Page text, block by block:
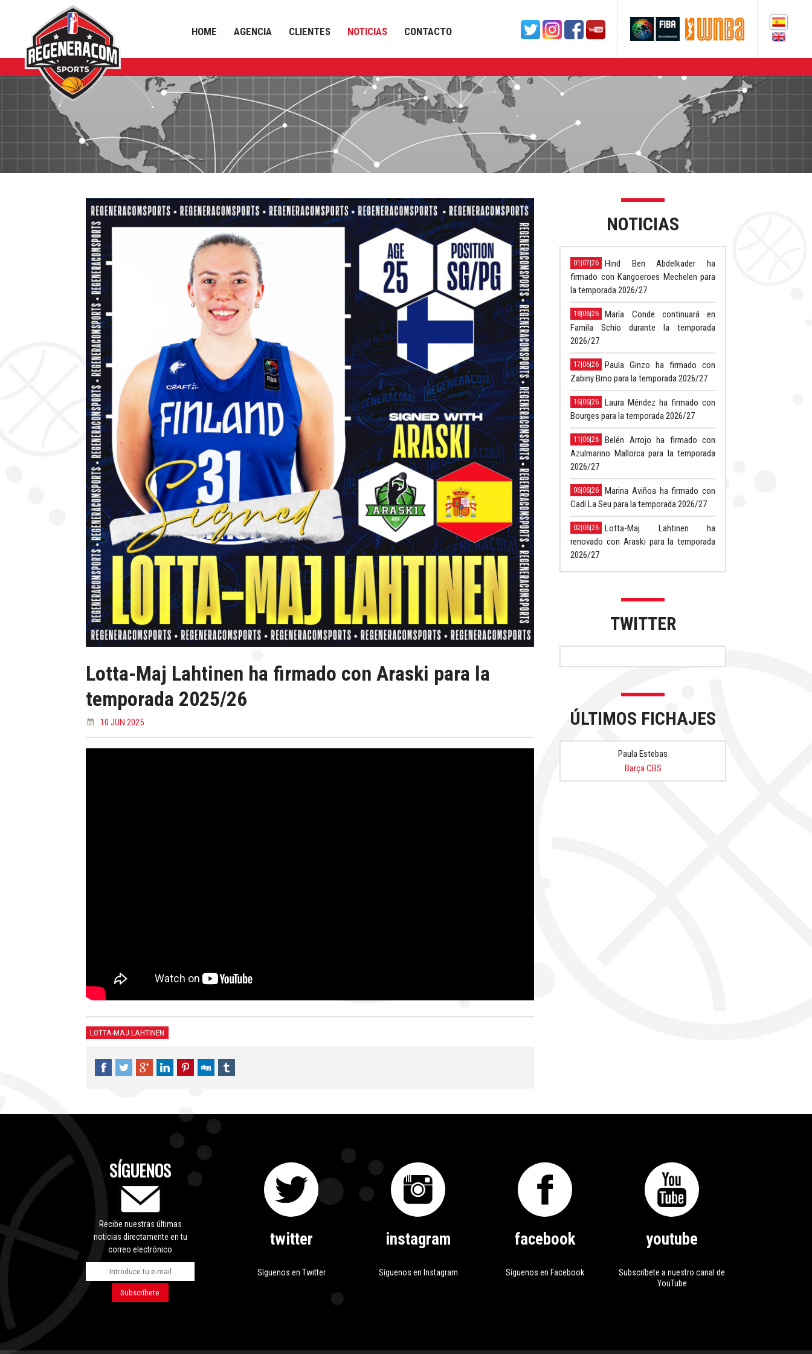
HOME AGENCIA CLIENTES NOTICIAS CONTACTO
Lotta-Maj Lahtinen ha firmado con Araski para la
temporada 2025/26
10 JUN 2025
LOTTA-MAJ LAHTINEN
NOTICIAS
01|07|26
Hind Ben Abdelkader ha
firmado con Kangoeroes Mechelen para
la temporada 2026/27
18|06|26
María Conde continuará en
Famila Schio durante la temporada
2026/27
17|06|26
Paula Ginzo ha firmado con
Zabiny Brno para la temporada 2026/27
16|06|26
Laura Méndez ha firmado con
Bourges para la temporada 2026/27
11|06|26
Belén Arrojo ha firmado con
Azulmarino Mallorca para la temporada
2026/27
06|06|26
Marina Aviñoa ha firmado con
Cadí La Seu para la temporada 2026/27
02|06|26
Lotta-Maj Lahtinen ha
renovado con Araski para la temporada
2026/27
TWITTER
ÚLTIMOS FICHAJES
Paula Estebas
Barça CBS
SÍGUENOS
Recibe nuestras últimas
noticias directamente en tu
correo electrónico
youtube
Subscríbete a nuestro canal de
YouTube
facebook
Síguenos en Facebook
instagram
Síguenos en Instagram
twitter
Síguenos en Twitter